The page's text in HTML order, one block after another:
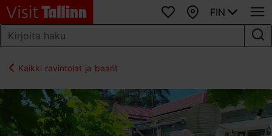
SuosikitKartta
FIN
Kaikki ravintolat ja baarit